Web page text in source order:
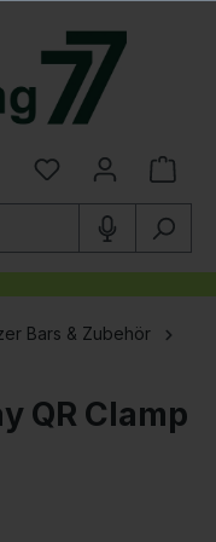
Bars & Zubehör
QR Clamp